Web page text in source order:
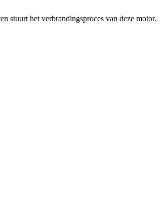
stuurt het verbrandingsproces van deze motor.